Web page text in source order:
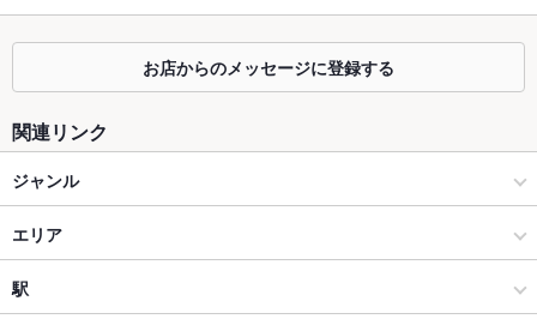
掘りごたつ なし
貸切可 ：10名様以上コースご予約
設備
Wi-Fi
お店からのメッセージに登録する
関連リンク
ジャンル
中華
飲茶・点心・餃子
エリア
すすきの駅
駅